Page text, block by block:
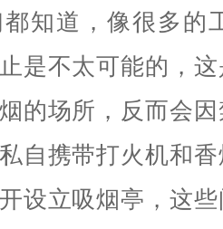
知道，像很多的
是不太可能的，
的场所，反而会
自携带打火机和
设立吸烟亭，这